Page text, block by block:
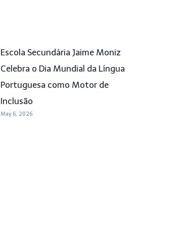
Escola Secundária Jaime Moniz
Celebra o Dia Mundial da Língua
Portuguesa como Motor de
Inclusão
May 6, 2026